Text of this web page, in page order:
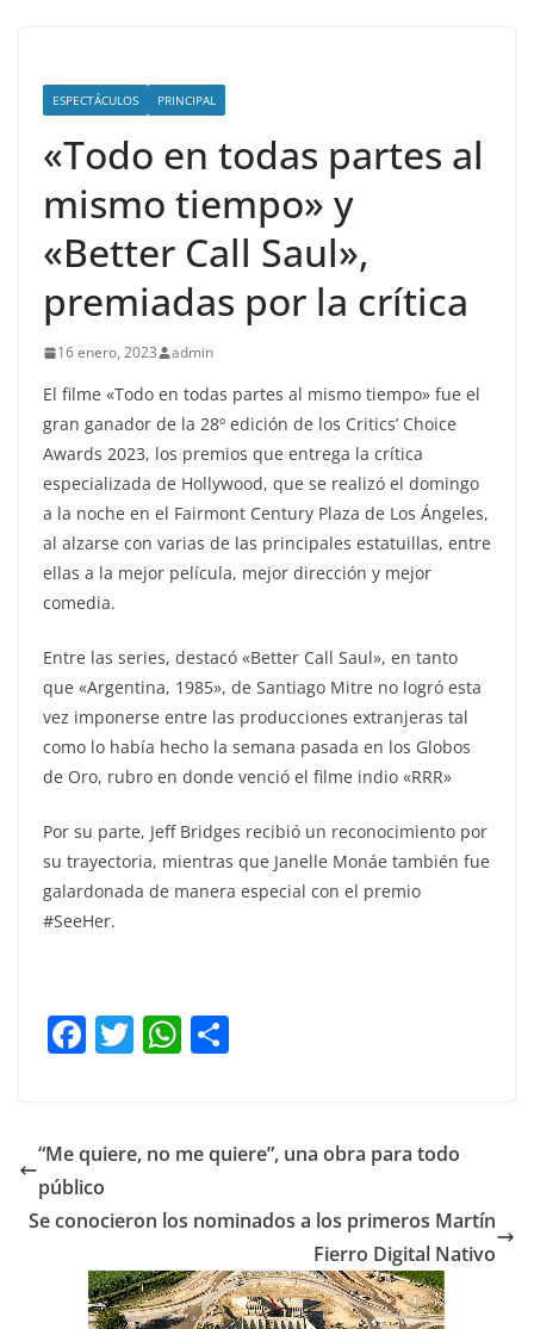
ESPECTÁCULOS PRINCIPAL
«Todo en todas partes al
mismo tiempo» y
«Better Call Saul»,
premiadas por la crítica
16 enero, 2023 admin
El filme «Todo en todas partes al mismo tiempo» fue el
gran ganador de la 28º edición de los Critics’ Choice
Awards 2023, los premios que entrega la crítica
especializada de Hollywood, que se realizó el domingo
a la noche en el Fairmont Century Plaza de Los Ángeles,
al alzarse con varias de las principales estatuillas, entre
ellas a la mejor película, mejor dirección y mejor
comedia.
Entre las series, destacó «Better Call Saul», en tanto
que «Argentina, 1985», de Santiago Mitre no logró esta
vez imponerse entre las producciones extranjeras tal
como lo había hecho la semana pasada en los Globos
de Oro, rubro en donde venció el filme indio «RRR»
Por su parte, Jeff Bridges recibió un reconocimiento por
su trayectoria, mientras que Janelle Monáe también fue
galardonada de manera especial con el premio
#SeeHer.
F
e
b
o
o
k
T
er
W
s
p
p
p
tir
“Me quiere, no me quiere”, una obra para todo
público
Se conocieron los nominados a los primeros Martín
Fierro Digital Nativo